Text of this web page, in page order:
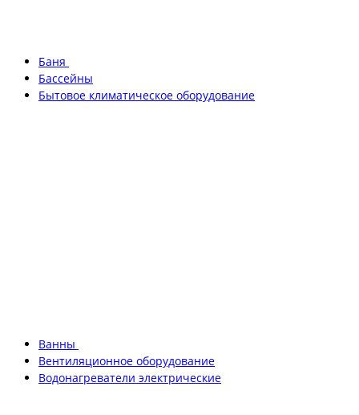
Баня
Бассейны
Бытовое климатическое оборудование
Ванны
Вентиляционное оборудование
Водонагреватели электрические